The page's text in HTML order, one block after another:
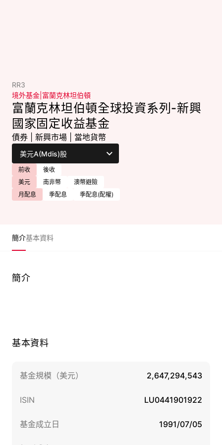
RR3
境外基金 富蘭克林坦伯頓
富蘭克林坦伯頓全球投資系列-新興
國家固定收益基金
債券 新興市場 當地貨幣
前收
後收
美元
南非幣
澳幣避險
月配息
季配息 季配息(配權)
簡介基本資料
簡介
基本資料
基金規模（美元） 2,647,294,543
ISIN LU0441901922
基金成立日 1991/07/05